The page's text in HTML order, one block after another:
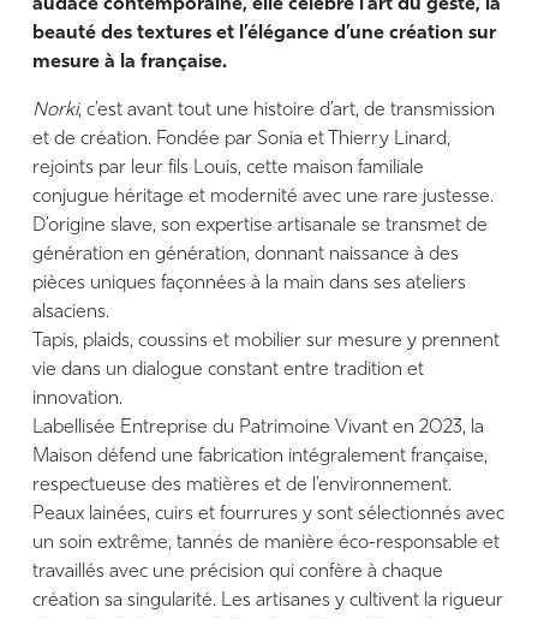
audace contemporaine, elle célèbre l’art du geste, la
beauté des textures et l’élégance d’une création sur
mesure à la française.
Norki, c’est avant tout une histoire d’art, de transmission
et de création. Fondée par Sonia et Thierry Linard,
rejoints par leur fils Louis, cette maison familiale
conjugue héritage et modernité avec une rare justesse.
D’origine slave, son expertise artisanale se transmet de
génération en génération, donnant naissance à des
pièces uniques façonnées à la main dans ses ateliers
alsaciens.
Tapis, plaids, coussins et mobilier sur mesure y prennent
vie dans un dialogue constant entre tradition et
innovation.
Labellisée Entreprise du Patrimoine Vivant en 2023, la
Maison défend une fabrication intégralement française,
respectueuse des matières et de l’environnement.
Peaux lainées, cuirs et fourrures y sont sélectionnés avec
un soin extrême, tannés de manière éco-responsable et
travaillés avec une précision qui confère à chaque
création sa singularité. Les artisanes y cultivent la rigueur